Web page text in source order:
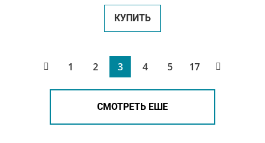
КУПИТЬ
1 2 3 4 5 17
СМОТРЕТЬ ЕШЕ